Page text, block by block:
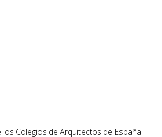
Colegios de Arquitectos de España